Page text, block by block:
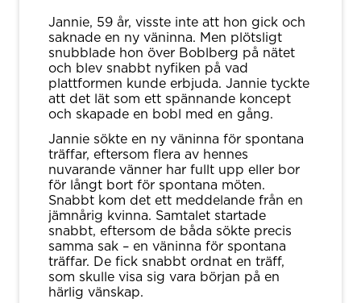
Jannie, 59 år, visste inte att hon gick och
saknade en ny väninna. Men plötsligt
snubblade hon över Boblberg på nätet
och blev snabbt nyfiken på vad
plattformen kunde erbjuda. Jannie tyckte
att det lät som ett spännande koncept
och skapade en bobl med en gång.
Jannie sökte en ny väninna för spontana
träffar, eftersom flera av hennes
nuvarande vänner har fullt upp eller bor
för långt bort för spontana möten.
Snabbt kom det ett meddelande från en
jämnårig kvinna. Samtalet startade
snabbt, eftersom de båda sökte precis
samma sak – en väninna för spontana
träffar. De fick snabbt ordnat en träff,
som skulle visa sig vara början på en
härlig vänskap.